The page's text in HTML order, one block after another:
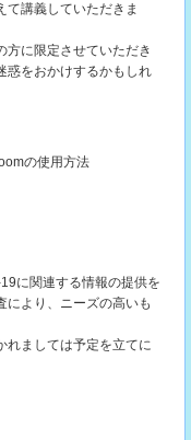
て講義していただきま
方に限定させていただき
惑をおかけするかもしれ
の使用方法
に関連する情報の提供を
により、ニーズの高いも
れましては予定を立てに